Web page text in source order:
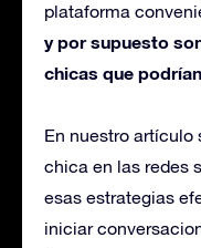
plataforma
y por supuesto
chicas que
En nuestro artículo
chica en las redes
esas estrategias
iniciar